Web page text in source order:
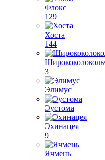
Флокс
129
Хоста
144
3
Элимус
Эустома
Эхинацея
9
Ячмень